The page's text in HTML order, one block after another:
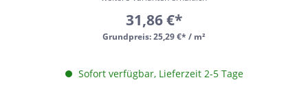
Grundpreis:25,29 €* / m²
31,86 €*
Sofort verfügbar, Lieferzeit 2-5 Tage